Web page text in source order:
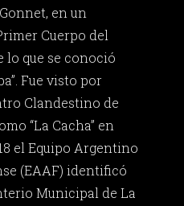
en un
Cuerpo del
lo que se conoció
Fue visto por
Clandestino de
“La Cacha” en
el Equipo Argentino
(EAAF) identificó
Municipal de La